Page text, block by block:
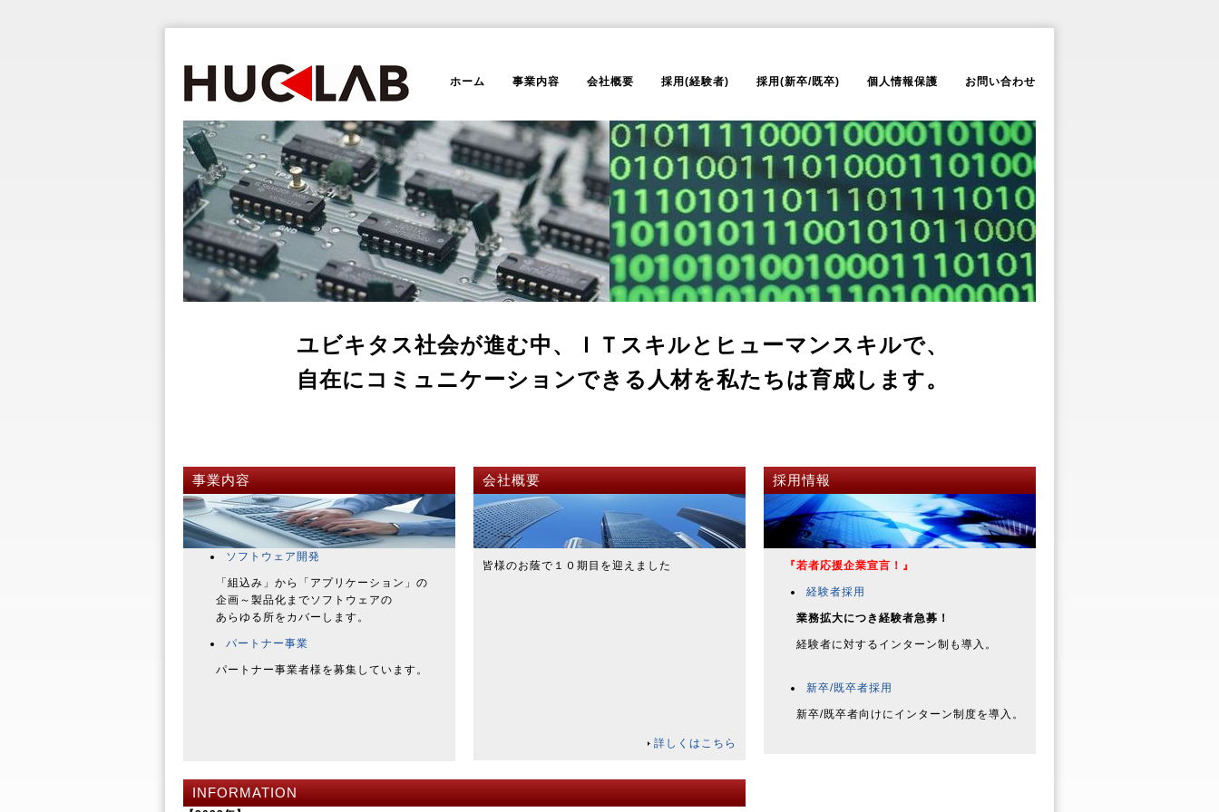
ホーム 事業内容 会社概要 採用(経験者) 採用(新卒/既卒) 個人情報保護 お問い合わせ
ユビキタス社会が進む中、ＩＴスキルとヒューマンスキルで、
自在にコミュニケーションできる人材を私たちは育成します。
事業内容
ソフトウェア開発
「組込み」から「アプリケーション」の
企画～製品化までソフトウェアの
あらゆる所をカバーします。
パートナー事業
パートナー事業者様を募集しています。
会社概要
皆様のお蔭で１０期目を迎えました
詳しくはこちら
採用情報
『若者応援企業宣言！』
経験者採用
業務拡大につき経験者急募！
経験者に対するインターン制も導入。
新卒/既卒者採用
新卒/既卒者向けにインターン制度を導入。
INFORMATION